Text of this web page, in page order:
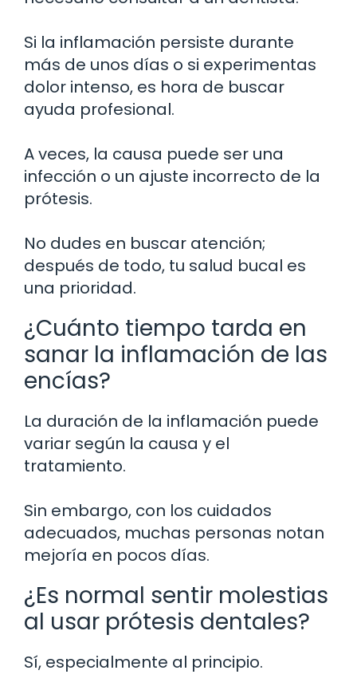
Si la inflamación persiste durante
más de unos días o si experimentas
dolor intenso, es hora de buscar
ayuda profesional.
A veces, la causa puede ser una
infección o un ajuste incorrecto de la
prótesis.
No dudes en buscar atención;
después de todo, tu salud bucal es
una prioridad.
¿Cuánto tiempo tarda en
sanar la inflamación de las
encías?
La duración de la inflamación puede
variar según la causa y el
tratamiento.
Sin embargo, con los cuidados
adecuados, muchas personas notan
mejoría en pocos días.
¿Es normal sentir molestias
al usar prótesis dentales?
Sí, especialmente al principio.